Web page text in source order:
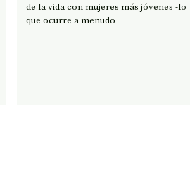
de la vida con mujeres más jóvenes -lo
que ocurre a menudo